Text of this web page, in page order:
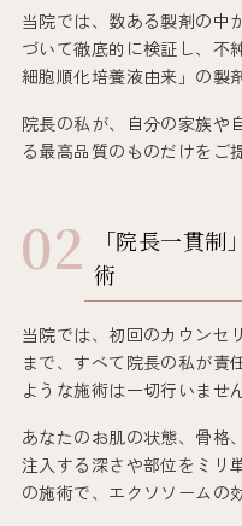
当院では、数ある製剤の中
づいて徹底的に検証し、不
細胞順化培養液由来」の製
院長の私が、自分の家族や
る最高品質のものだけをご
「院長一貫
術
当院では、初回のカウンセ
まで、すべて院長の私が責
ような施術は一切行いません
あなたのお肌の状態、骨格
注入する深さや部位をミリ
の施術で、エクソソームの